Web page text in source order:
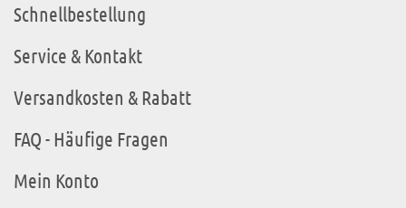
Schnellbestellung
Service & Kontakt
Versandkosten & Rabatt
FAQ - Häufige Fragen
Mein Konto